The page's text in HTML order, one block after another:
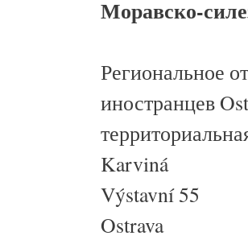
Моравско-
Региональное
иностранцев
Karviná
Výstavní 55
Ostrava